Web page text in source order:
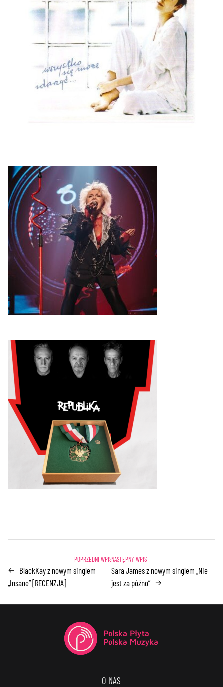
← BlackKay z nowym singlem
„Insane” [RECENZJA]
Sara James z nowym singlem „Nie
jest za późno” →
O NAS